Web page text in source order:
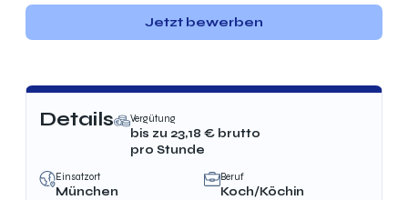
Jetzt bewerben
Details Vergütung
bis zu 23,18 € brutto
pro Stunde
Einsatzort
München
Beruf
Koch/Köchin